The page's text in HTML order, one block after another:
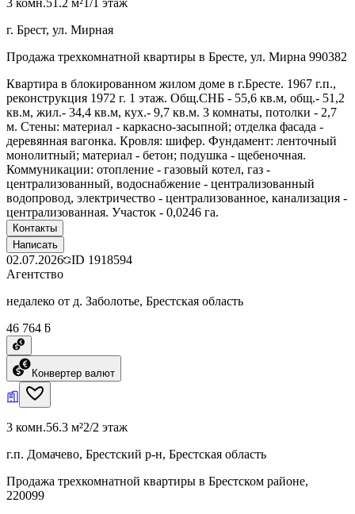
3 комн.51.2 м² 1/1 этаж
г. Брест, ул. Мирная
Продажа трехкомнатной квартиры в Бресте, ул. Мирна 990382
Квартира в блокированном жилом доме в г.Бресте. 1967 г.п.,
реконструкция 1972 г. 1 этаж. Общ.СНБ - 55,6 кв.м, общ.- 51,2
кв.м, жил.- 34,4 кв.м, кух.- 9,7 кв.м. 3 комнаты, потолки - 2,7
м. Стены: материал - каркасно-засыпной; отделка фасада -
деревянная вагонка. Кровля: шифер. Фундамент: ленточный
монолитный; материал - бетон; подушка - щебеночная.
Коммуникации: отопление - газовый котел, газ -
централизованный, водоснабжение - централизованный
водопровод, электричество - централизованное, канализация -
централизованная. Участок - 0,0246 га.
Контакты
Написать
02.07.2026 ID 1918594
Агентство
недалеко от д. Заболотье, Брестская область
46 764 ƃ
Конвертер валют
3 комн.56.3 м²2/2 этаж
г.п. Домачево, Брестский р-н, Брестская область
Продажа трехкомнатной квартиры в Брестском районе,
220099